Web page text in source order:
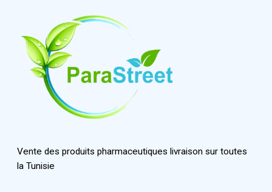
Vente des produits pharmaceutiques livraison sur toutes
la Tunisie